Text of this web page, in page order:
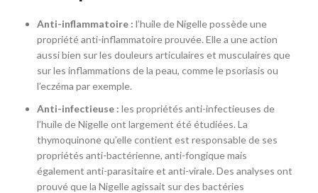
Anti-inflammatoire : l’huile de Nigelle possède une
propriété anti-inflammatoire prouvée. Elle a une action
aussi bien sur les douleurs articulaires et musculaires que
sur les inflammations de la peau, comme le psoriasis ou
l’eczéma par exemple.
Anti-infectieuse : les propriétés anti-infectieuses de
l’huile de Nigelle ont largement été étudiées. La
thymoquinone qu’elle contient est responsable de ses
propriétés anti-bactérienne, anti-fongique mais
également anti-parasitaire et anti-virale. Des analyses ont
prouvé que la Nigelle agissait sur des bactéries